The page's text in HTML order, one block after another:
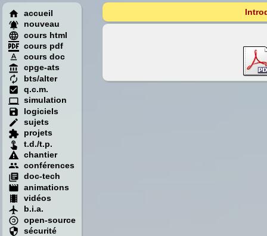
accueil
nouveau
cours html
cours pdf
cours doc
cpge-ats
bts/alter
q.c.m.
simulation
logiciels
sujets
projets
t.d./t.p.
chantier
conférences
doc-tech
animations
vidéos
b.i.a.
open-source
sécurité